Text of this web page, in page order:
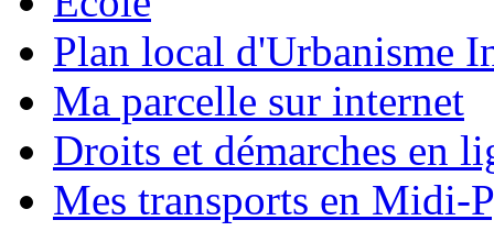
Plan local d'Urbanisme
Ma parcelle sur internet
Droits et démarches en
Mes transports en Midi-